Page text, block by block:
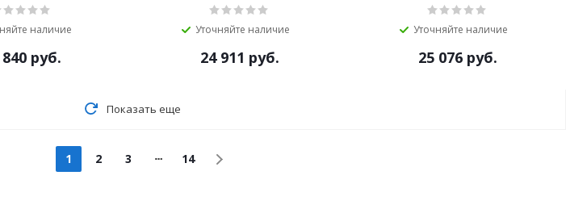
наличие
руб.
Уточняйте наличие
24 911 руб.
Уточняйте наличие
25 076руб.
Показать еще
1 2 3 14